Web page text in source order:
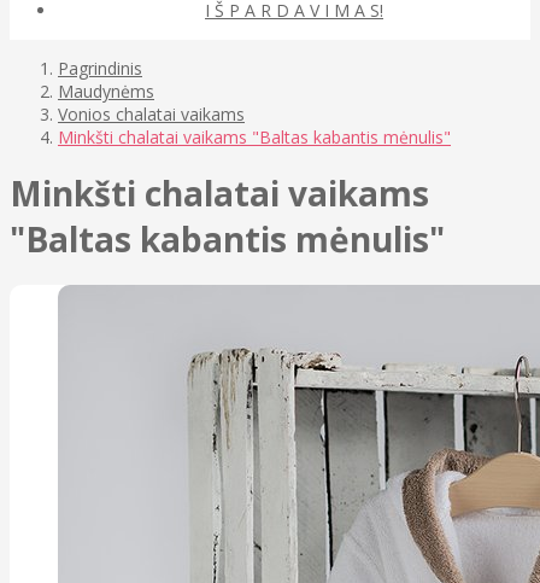
I Š P A R D A V I M A S!
Pagrindinis
Maudynėms
Vonios chalatai vaikams
Minkšti chalatai vaikams "Baltas kabantis mėnulis"
Minkšti chalatai vaikams
"Baltas kabantis mėnulis"